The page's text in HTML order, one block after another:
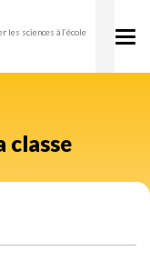
les sciences à l’école
classe